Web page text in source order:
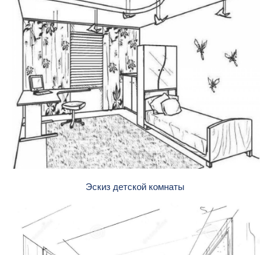
Эскиз детской комнаты